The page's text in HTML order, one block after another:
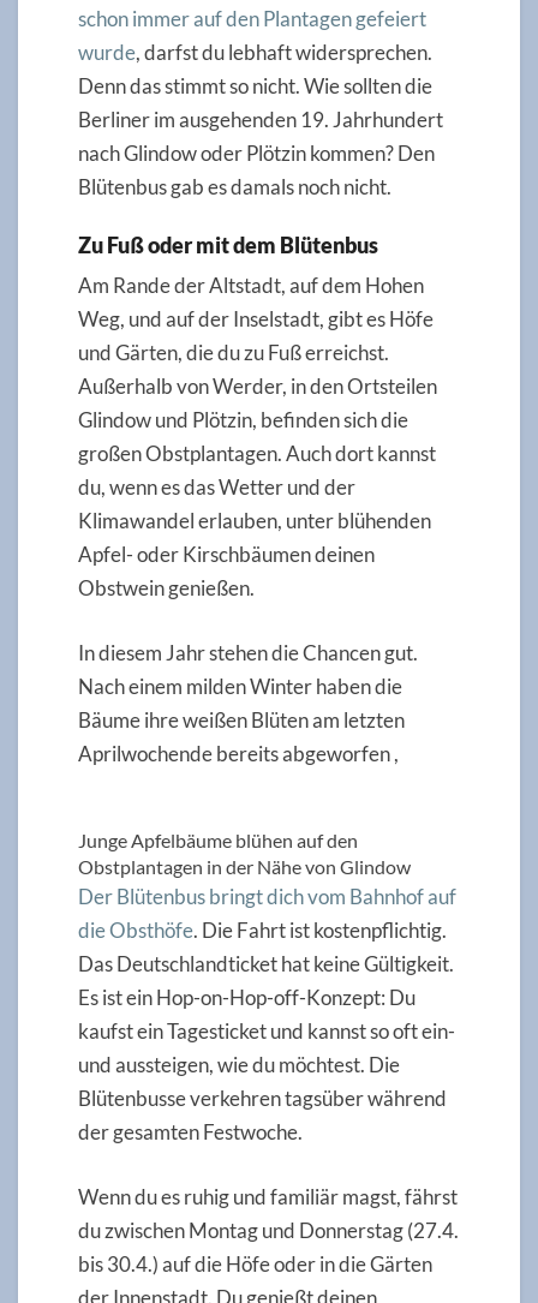
schon immer auf den Plantagen gefeiert
wurde, darfst du lebhaft widersprechen.
Denn das stimmt so nicht. Wie sollten die
Berliner im ausgehenden 19. Jahrhundert
nach Glindow oder Plötzin kommen? Den
Blütenbus gab es damals noch nicht.
Zu Fuß oder mit dem Blütenbus
Am Rande der Altstadt, auf dem Hohen
Weg, und auf der Inselstadt, gibt es Höfe
und Gärten, die du zu Fuß erreichst.
Außerhalb von Werder, in den Ortsteilen
Glindow und Plötzin, befinden sich die
großen Obstplantagen. Auch dort kannst
du, wenn es das Wetter und der
Klimawandel erlauben, unter blühenden
Apfel- oder Kirschbäumen deinen
Obstwein genießen.
In diesem Jahr stehen die Chancen gut.
Nach einem milden Winter haben die
Bäume ihre weißen Blüten am letzten
Aprilwochende bereits abgeworfen ,
Junge Apfelbäume blühen auf den
Obstplantagen in der Nähe von Glindow
Der Blütenbus bringt dich vom Bahnhof auf
die Obsthöfe. Die Fahrt ist kostenpflichtig.
Das Deutschlandticket hat keine Gültigkeit.
Es ist ein Hop-on-Hop-off-Konzept: Du
kaufst ein Tagesticket und kannst so oft ein-
und aussteigen, wie du möchtest. Die
Blütenbusse verkehren tagsüber während
der gesamten Festwoche.
Wenn du es ruhig und familiär magst, fährst
du zwischen Montag und Donnerstag (27.4.
bis 30.4.) auf die Höfe oder in die Gärten
der Innenstadt. Du genießt deinen